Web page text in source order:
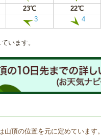
23℃ 22℃
3 4
います。
頂の位置を元に定めています。